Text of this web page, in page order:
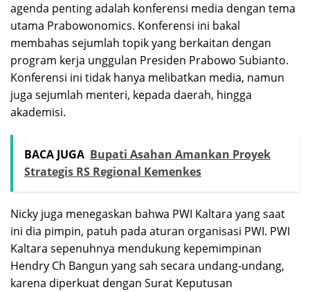
agenda penting adalah konferensi media dengan tema
utama Prabowonomics. Konferensi ini bakal
membahas sejumlah topik yang berkaitan dengan
program kerja unggulan Presiden Prabowo Subianto.
Konferensi ini tidak hanya melibatkan media, namun
juga sejumlah menteri, kepada daerah, hingga
akademisi.
BACA JUGA Bupati Asahan Amankan Proyek
Strategis RS Regional Kemenkes
Nicky juga menegaskan bahwa PWI Kaltara yang saat
ini dia pimpin, patuh pada aturan organisasi PWI. PWI
Kaltara sepenuhnya mendukung kepemimpinan
Hendry Ch Bangun yang sah secara undang-undang,
karena diperkuat dengan Surat Keputusan